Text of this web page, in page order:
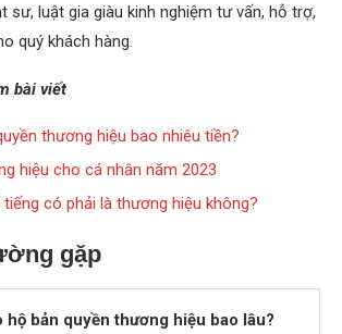
sư, luật gia giàu kinh nghiệm tư vấn, hỗ trợ,
quý khách hàng.
bài viết
thương hiệu bao nhiêu tiền?
hiệu cho cá nhân năm 2023
tiếng có phải là thương hiệu không?
gặp
hộ bản quyền thương hiệu bao lâu?